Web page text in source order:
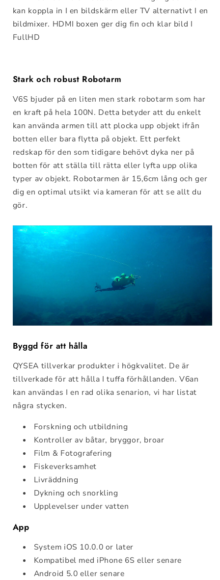
kan koppla in I en bildskärm eller TV alternativt I en
bildmixer. HDMI boxen ger dig fin och klar bild I
FullHD
Stark och robust Robotarm
V6S bjuder på en liten men stark robotarm som har
en kraft på hela 100N. Detta betyder att du enkelt
kan använda armen till att plocka upp objekt ifrån
botten eller bara flytta på objekt. Ett perfekt
redskap för den som tidigare behövt dyka ner på
botten för att ställa till rätta eller lyfta upp olika
typer av objekt. Robotarmen är 15,6cm lång och ger
dig en optimal utsikt via kameran för att se allt du
gör.
Byggd för att hålla
QYSEA tillverkar produkter i högkvalitet. De är
tillverkade för att hålla I tuffa förhållanden. V6an
kan användas I en rad olika senarion, vi har listat
några stycken.
Forskning och utbildning
Kontroller av båtar, bryggor, broar
Film & Fotografering
Fiskeverksamhet
Livräddning
Dykning och snorkling
Upplevelser under vatten
App
System iOS 10.0.0 or later
Kompatibel med iPhone 6S eller senare
Android 5.0 eller senare